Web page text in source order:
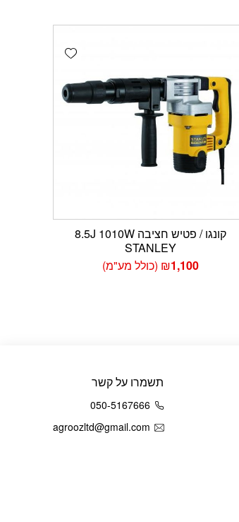
Add wishlist
קונגו / פטיש חציבה 8.5J 1010W
STANLEY
₪1,100 (כולל מע"מ)
תשמרו על קשר
050-5167666
agroozltd@gmail.com